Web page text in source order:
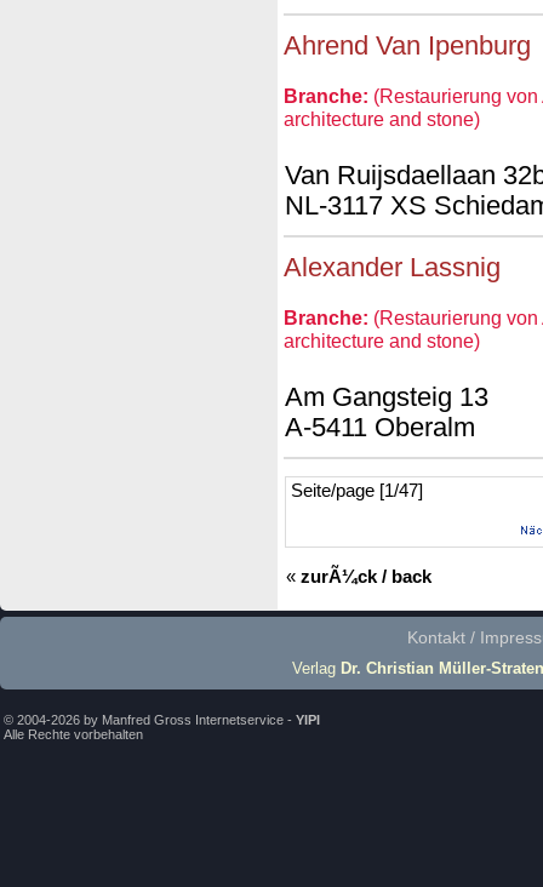
Ahrend Van Ipenburg
Branche: (Restaurierung
architecture and stone)
Van Ruijsdaellaan
NL-3117 XS
Alexander Lassnig
Branche: (Restaurierung
architecture and stone)
Am Gangsteig 13
A-5411 Oberalm
Seite/page [1/47]
« zurÃ¼ck / back
Kontakt /
Verlag Dr. Christian Müller-Straten
© 2004-2026 by Manfred Gross Internetservice - YIPI
Alle Rechte vorbehalten